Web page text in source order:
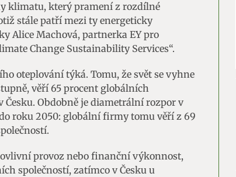
klimatu, který pramení z rozdílné
stále patří mezi ty energeticky
Alice Machová, partnerka EY pro
Change Sustainability Services“.
oteplování týká. Tomu, že svět se vyhne
věří 65 procent globálních
Česku. Obdobně je diametrální rozpor v
roku 2050: globální firmy tomu věří z 69
provoz nebo finanční výkonnost,
společností, zatímco v Česku u